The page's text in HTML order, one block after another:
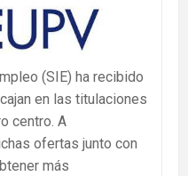
(SIE) ha recibido
en las titulaciones
centro. A
ofertas junto con
más